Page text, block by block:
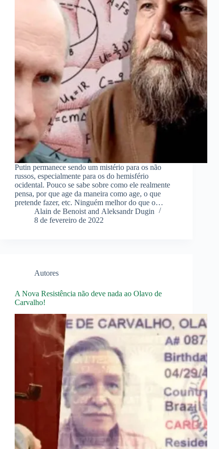
Putin permanece sendo um mistério para os não
russos, especialmente para os do hemisfério
ocidental. Pouco se sabe sobre como ele realmente
pensa, por que age da maneira como age, o que
pretende fazer, etc. Ninguém melhor do que o…
Alain de Benoist and Aleksandr Dugin
8 de fevereiro de 2022
Autores
A Nova Resistência não deve nada ao Olavo de
Carvalho!